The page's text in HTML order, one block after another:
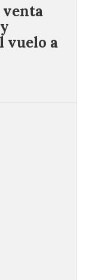
venta
vuelo a